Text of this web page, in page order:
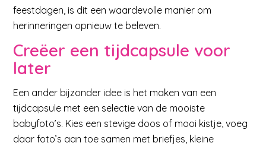
feestdagen, is dit een waardevolle manier om
herinneringen opnieuw te beleven.
Creëer een tijdcapsule voor
later
Een ander bijzonder idee is het maken van een
tijdcapsule met een selectie van de mooiste
babyfoto’s. Kies een stevige doos of mooi kistje, voeg
daar foto’s aan toe samen met briefjes, kleine